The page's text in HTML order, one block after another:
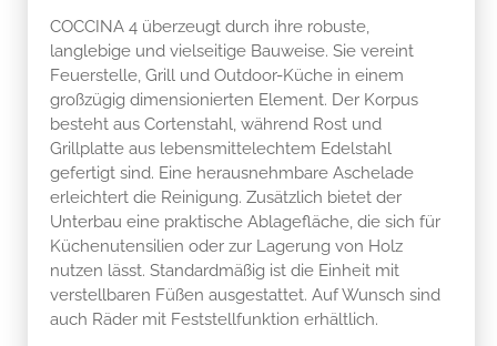
COCCINA 4 überzeugt durch ihre robuste,
langlebige und vielseitige Bauweise. Sie vereint
Feuerstelle, Grill und Outdoor-Küche in einem
großzügig dimensionierten Element. Der Korpus
besteht aus Cortenstahl, während Rost und
Grillplatte aus lebensmittelechtem Edelstahl
gefertigt sind. Eine herausnehmbare Aschelade
erleichtert die Reinigung. Zusätzlich bietet der
Unterbau eine praktische Ablagefläche, die sich für
Küchenutensilien oder zur Lagerung von Holz
nutzen lässt. Standardmäßig ist die Einheit mit
verstellbaren Füßen ausgestattet. Auf Wunsch sind
auch Räder mit Feststellfunktion erhältlich.